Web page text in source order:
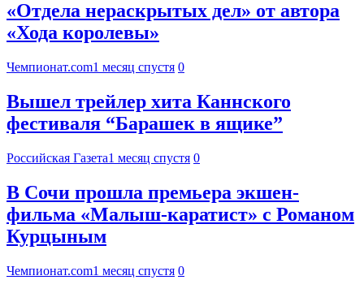
«Отдела нераскрытых дел» от автора
«Хода королевы»
Чемпионат.com1 месяц спустя 0
Вышел трейлер хита Каннского
фестиваля “Барашек в ящике”
Российская Газета1 месяц спустя 0
В Сочи прошла премьера экшен-
фильма «Малыш-каратист» с Романом
Курцыным
Чемпионат.com1 месяц спустя 0